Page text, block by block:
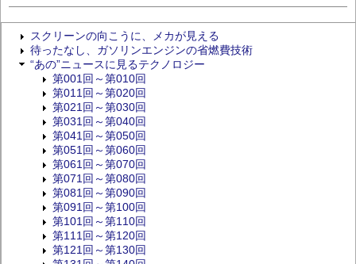
スクリーンの向こうに、メカが見える
待ったなし、ガソリンエンジンの省燃費技術
“あの”ニュースに見るテクノロジー
第001回～第010回
第011回～第020回
第021回～第030回
第031回～第040回
第041回～第050回
第051回～第060回
第061回～第070回
第071回～第080回
第081回～第090回
第091回～第100回
第101回～第110回
第111回～第120回
第121回～第130回